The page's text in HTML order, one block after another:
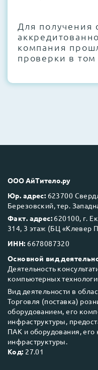
Этап 4:Стресс-
нагрузкой в
проверки
Next Business
Для получения
компания
проверки в
ООО АйТитело.ру
Юр. адрес: 623700
Березовский, тер.
Факт. адрес: 620100, г.
314, 3 этаж (БЦ «Клевер
ИНН: 6678087320
Основной вид
Деятельность
компьютерных
Вид деятельности в
Торговля (поставка)
оборудованием, его
инфраструктуры,
ПАК и оборудования,
инфраструктуры.
Код: 27.01